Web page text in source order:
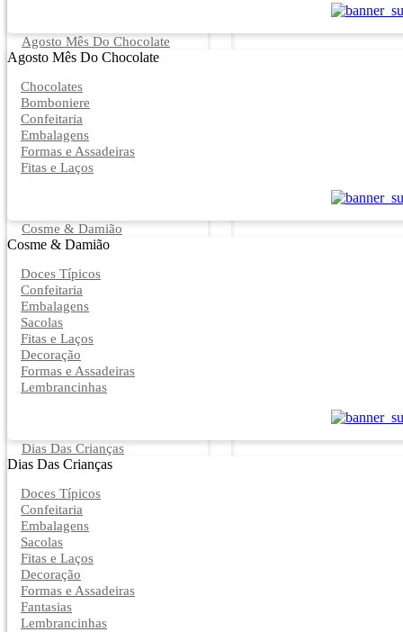
Agosto Mês Do Chocolate
Agosto Mês Do Chocolate
Chocolates
Bomboniere
Confeitaria
Embalagens
Formas e Assadeiras
Fitas e Laços
Cosme & Damião
Cosme & Damião
Doces Típicos
Confeitaria
Embalagens
Sacolas
Fitas e Laços
Decoração
Formas e Assadeiras
Lembrancinhas
Dias Das Crianças
Dias Das Crianças
Doces Típicos
Confeitaria
Embalagens
Sacolas
Fitas e Laços
Decoração
Formas e Assadeiras
Fantasias
Lembrancinhas